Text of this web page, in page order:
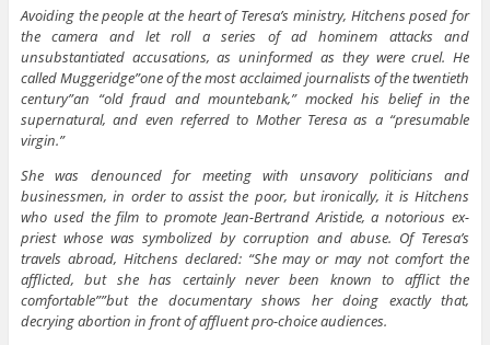
Avoiding the people at the heart of Teresa’s ministry, Hitchens posed for
the camera and let roll a series of ad hominem attacks and
unsubstantiated accusations, as uninformed as they were cruel. He
called Muggeridge”one of the most acclaimed journalists of the twentieth
century”an “old fraud and mountebank,” mocked his belief in the
supernatural, and even referred to Mother Teresa as a “presumable
virgin.”
She was denounced for meeting with unsavory politicians and
businessmen, in order to assist the poor, but ironically, it is Hitchens
who used the film to promote Jean-Bertrand Aristide, a notorious ex-
priest whose was symbolized by corruption and abuse. Of Teresa’s
travels abroad, Hitchens declared: “She may or may not comfort the
afflicted, but she has certainly never been known to afflict the
comfortable””but the documentary shows her doing exactly that,
decrying abortion in front of affluent pro-choice audiences.